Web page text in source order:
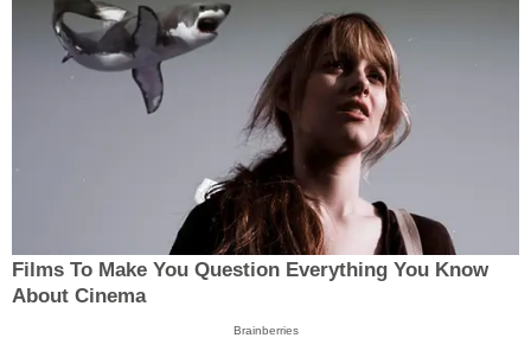
Films To Make You Question Everything You Know
About Cinema
Brainberries